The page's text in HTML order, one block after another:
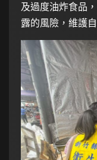
及過度油炸食品
露的風險，維護